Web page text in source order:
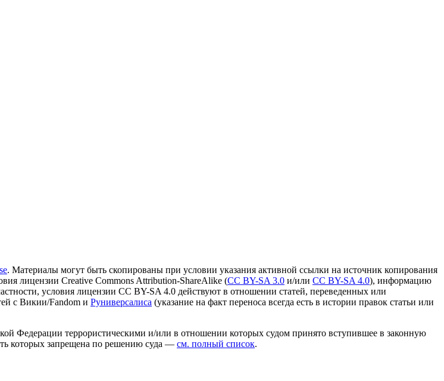
. Материалы могут быть скопированы при условии указания активной ссылки на источник копирования
лицензии Creative Commons Attribution-ShareAlike (CC BY-SA 3.0 и/или CC BY-SA 4.0), информацию
условия лицензии CC BY-SA 4.0 действуют в отношении статей, переведенных или
с Викии/Fandom и Руниверсалиса (указание на факт переноса всегда есть в истории правок статьи или
Федерации террористическими и/или в отношении которых судом принято вступившее в законную
которых запрещена по решению суда — см. полный список.